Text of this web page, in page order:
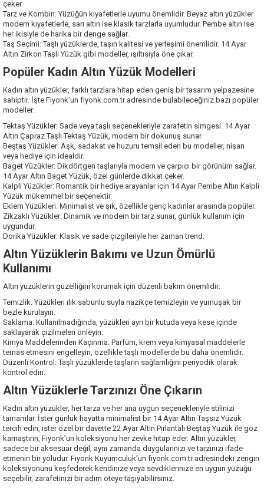
çeker.
Tarz ve Kombin: Yüzüğün kıyafetlerle uyumu önemlidir. Beyaz altın yüzükler
modern kıyafetlerle, sarı altın ise klasik tarzlarla uyumludur. Pembe altın ise
her ikisiyle de harika bir denge sağlar.
Taş Seçimi: Taşlı yüzüklerde, taşın kalitesi ve yerleşimi önemlidir. 14 Ayar
Altın Zirkon Taşlı Yüzük gibi modeller, ışıltısıyla öne çıkar.
Popüler Kadın Altın Yüzük Modelleri
Kadın altın yüzükler, farklı tarzlara hitap eden geniş bir tasarım yelpazesine
sahiptir. İşte Fiyonk’un fiyonk.com.tr adresinde bulabileceğiniz bazı popüler
modeller:
Tektaş Yüzükler: Sade veya taşlı seçenekleriyle zarafetin simgesi. 14 Ayar
Altın Çapraz TaşlıTektaş Yüzük , modern bir dokunuş sunar.
Beştaş Yüzükler: Aşk, sadakat ve huzuru temsil eden bu modeller, nişan
veya hediye için idealdir.
Baget Yüzükler: Dikdörtgen taşlarıyla modern ve çarpıcı bir görünüm sağlar.
14 Ayar Altın Baget Yüzük, özel günlerde dikkat çeker.
Kalpli Yüzükler: Romantik bir hediye arayanlar için 14 Ayar Pembe Altın Kalpli
Yüzük mükemmel bir seçenektir.
Eklem Yüzükleri: Minimalist ve şık, özellikle genç kadınlar arasında popüler.
Zikzaklı Yüzükler: Dinamik ve modern bir tarz sunar, günlük kullanım için
uygundur.
Dorika Yüzükler: Klasik ve sade çizgileriyle her zaman trend.
Altın Yüzüklerin Bakımı ve Uzun Ömürlü
Kullanımı
Altın yüzüklerin güzelliğini korumak için düzenli bakım önemlidir:
Temizlik: Yüzükleri ılık sabunlu suyla nazikçe temizleyin ve yumuşak bir
bezle kurulayın.
Saklama: Kullanılmadığında, yüzükleri ayrı bir kutuda veya kese içinde
saklayarak çizilmeleri önleyin.
Kimya Maddelerinden Kaçınma: Parfüm, krem veya kimyasal maddelerle
temas etmesini engelleyin, özellikle taşlı modellerde bu daha önemlidir.
Düzenli Kontrol: Taşlı yüzüklerde taşların sağlamlığını periyodik olarak
kontrol edin.
Altın Yüzüklerle Tarzınızı Öne Çıkarın
Kadın altın yüzükler, her tarza ve her ana uygun seçenekleriyle stilinizi
tamamlar. İster günlük hayatta minimalist bir 14 Ayar Altın Taşsız Yüzük
tercih edin, ister özel bir davette 22 Ayar Altın Pırlantalı Beştaş Yüzük ile göz
kamaştırın, Fiyonk’un koleksiyonu her zevke hitap eder. Altın yüzükler,
sadece bir aksesuar değil, aynı zamanda duygularınızı ve tarzınızı ifade
etmenin bir yoludur. Fiyonk Kuyumculuk’un fiyonk.com.tr adresindeki zengin
koleksiyonunu keşfederek kendinize veya sevdiklerinize en uygun yüzüğü
seçebilir, zarafetinizi bir adım öteye taşıyabilirsiniz.